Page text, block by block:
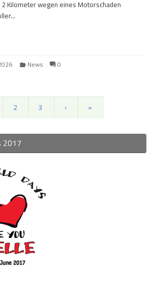
Kilometer wegen eines Motorschaden
News 0
2 3 › »
2017